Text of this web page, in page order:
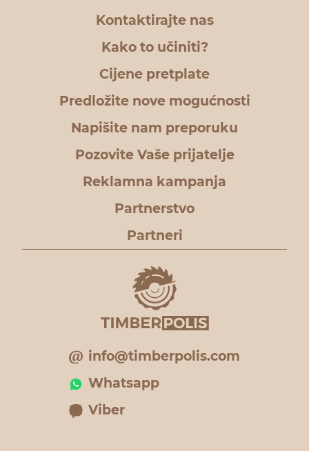
Kontaktirajte nas
Kako to učiniti?
Cijene pretplate
Predložite nove mogućnosti
Napišite nam preporuku
Pozovite Vaše prijatelje
Reklamna kampanja
Partnerstvo
Partneri
info@timberpolis.com
Whatsapp
Viber